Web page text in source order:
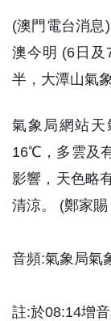
(澳門電台消息
澳今明 (6日及
半，大潭山氣
氣象局網站
16℃，多雲及
影響，天色略
清涼。 (鄭家
音頻:氣象局氣
註:於08:14增